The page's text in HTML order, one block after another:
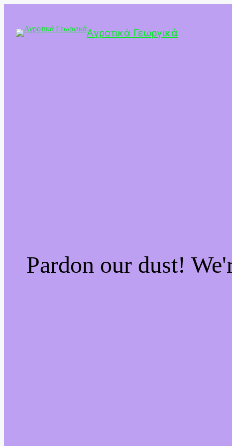
Αγροτικά Γεωργικά
Pardon our dust!